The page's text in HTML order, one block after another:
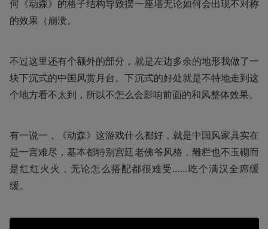
何《动森》的格子结构导致摆一座塔无论如何会出现不对称
的效果（崩溃。
不过这里还有个额外的部分，就是左边多余的地形我做了一
块下沉式的中国风赏月台。下沉式的好处就是不特地走到这
个地方看不太到，所以不怎么会影响前面的和风整体效果。
有一说一，《动森》这游戏什么都好，就是中国风家具实在
是一言难尽，基本都特别宫廷老佛爷风格，雕栏也不玉砌而
是红红火火，无论怎么搭配都很难受……吃个满汉全席缓
缓。